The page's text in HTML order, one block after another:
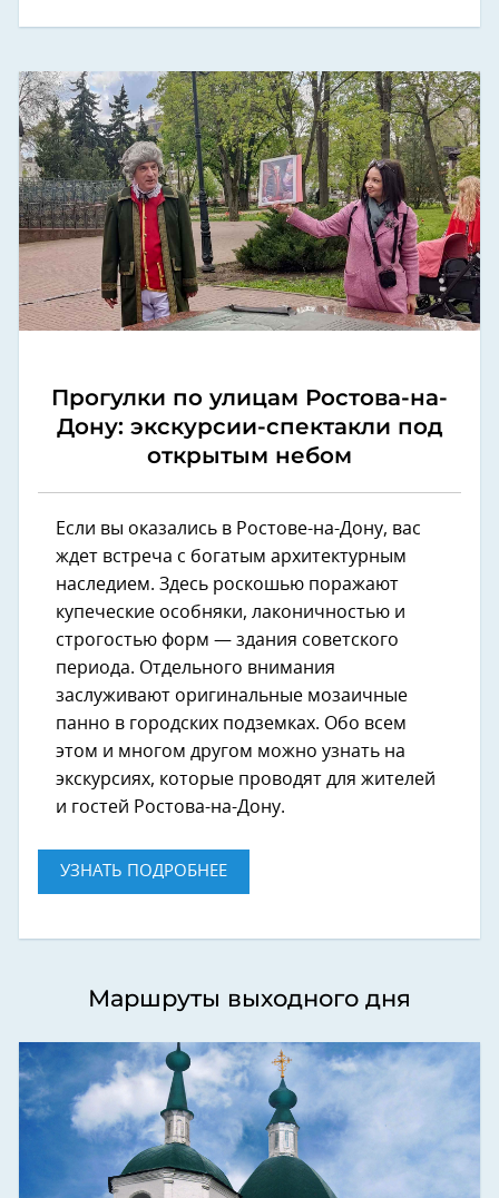
Прогулки по улицам Ростова-на-
Дону: экскурсии-спектакли под
открытым небом
Если вы оказались в Ростове-на-Дону, вас
ждет встреча с богатым архитектурным
наследием. Здесь роскошью поражают
купеческие особняки, лаконичностью и
строгостью форм — здания советского
периода. Отдельного внимания
заслуживают оригинальные мозаичные
панно в городских подземках. Обо всем
этом и многом другом можно узнать на
экскурсиях, которые проводят для жителей
и гостей Ростова-на-Дону.
УЗНАТЬ ПОДРОБНЕЕ
Маршруты выходного дня